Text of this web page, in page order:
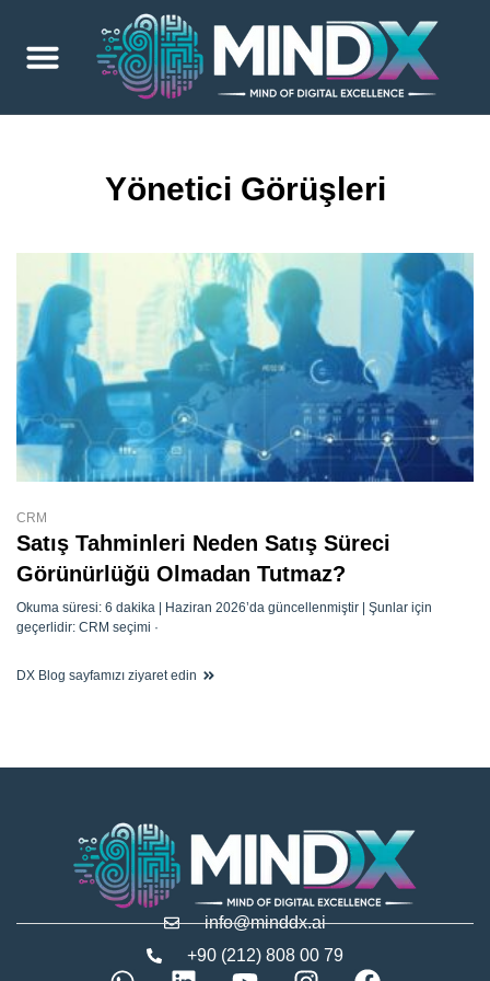
Yönetici Görüşleri
CRM
Satış Tahminleri Neden Satış Süreci
Görünürlüğü Olmadan Tutmaz?
Okuma süresi: 6 dakika | Haziran 2026’da güncellenmiştir | Şunlar için
geçerlidir: CRM seçimi ·
DX Blog sayfamızı ziyaret edin
info@minddx.ai
+90 (212) 808 00 79